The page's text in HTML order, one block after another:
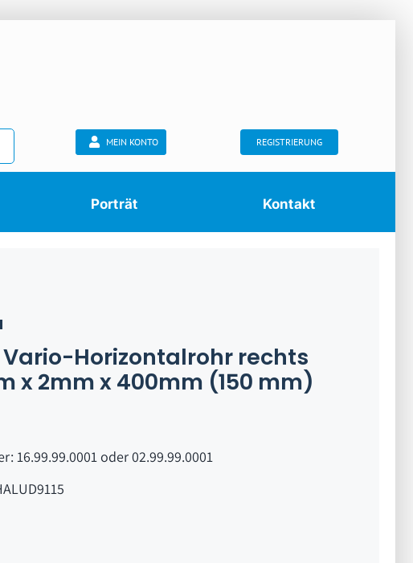
MEIN KONTO REGISTRIERUNG
Porträt Kontakt
Horizontalrohr rechts
x 2mm x 400mm (150 mm)
16.99.99.0001 oder 02.99.99.0001